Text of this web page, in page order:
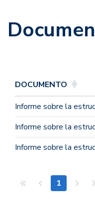
DOCUMENTO
Informe sobre la
Informe sobre la
Informe sobre la
1